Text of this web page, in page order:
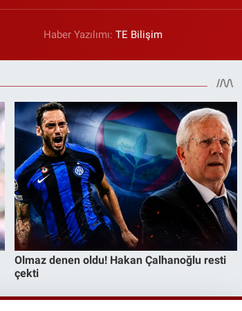
Haber Yazılımı:TE Bilişim